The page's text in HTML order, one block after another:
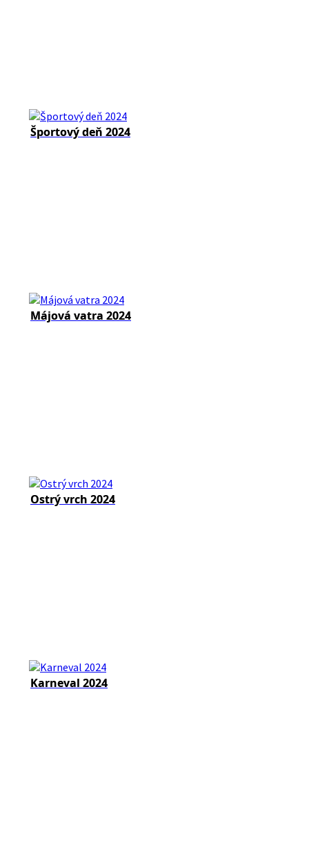
Športový deň 2024
Májová vatra 2024
Ostrý vrch 2024
Karneval 2024